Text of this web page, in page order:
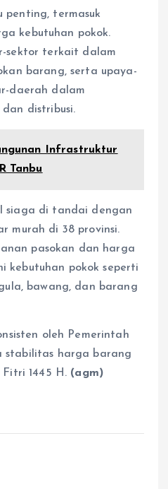
penting, termasuk
kebutuhan pokok.
sektor terkait dalam
barang, serta upaya-
daerah dalam
distribusi.
Infrastruktur
Tanbu
siaga di tandai dengan
murah di 38 provinsi.
pasokan dan harga
kebutuhan pokok seperti
bawang, dan barang
oleh Pemerintah
stabilitas harga barang
1445 H. (agm)